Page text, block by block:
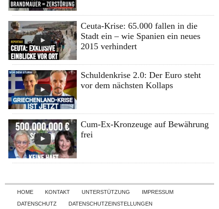
Ceuta-Krise: 65.000 fallen in die
Stadt ein – wie Spanien ein neues
2015 verhindert
Schuldenkrise 2.0: Der Euro steht
vor dem nächsten Kollaps
Cum-Ex-Kronzeuge auf Bewährung
frei
Skip to content
HOME KONTAKT UNTERSTÜTZUNG
IMPRESSUM
DATENSCHUTZ
DATENSCHUTZEINSTELLUNGEN